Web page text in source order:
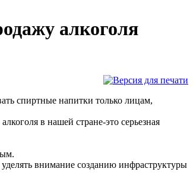
алкоголя
спиртные напитки только лицам,
в нашей стране-это серьезная
внимание созданию инфраструктуры